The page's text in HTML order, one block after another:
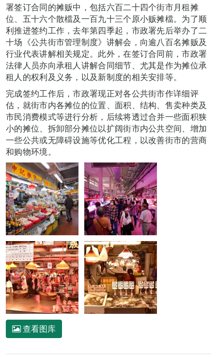
署签订合同的摊贩中，包括六百二十四个街市月租摊
位、五十六个散檔及一百九十三个原小贩摊檔。为了顺
利推进签约工作，去年第四季起，市政署先后举办了二
十场《公共街市管理制度》讲解会，向逾八百名摊贩及
行业代表讲解相关规定。此外，在签订合同前，市政署
法律人员亦向承租人讲解合同细节、尤其是作为摊位承
租人的权利及义务，以及新制度的相关安排等。
完成签约工作后，市政署现正对各公共街市作详细评
估，就街市内各摊位的位置、面积、结构、售卖种类及
市民消费模式等进行分析，后续将透过合并一些面积狭
小的摊位、拆卸部分摊位以扩阔街市内公共空间、增加
一些公共或无障碍设施等优化工程，以改善街市的营商
和购物环境。
查看图库